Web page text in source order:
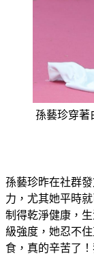
孫藝珍穿著
孫藝珍昨在社群
力，尤其她平時
制得乾淨健康，
級強度，她忍不
食，真的辛苦了